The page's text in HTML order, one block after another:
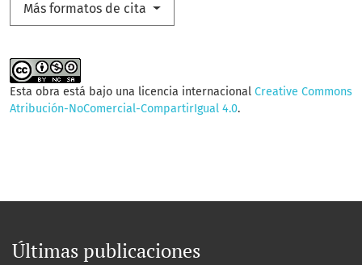
Más formatos de cita
Esta obra está bajo una licencia internacional Creative Commons
Atribución-NoComercial-CompartirIgual 4.0.
Últimas publicaciones